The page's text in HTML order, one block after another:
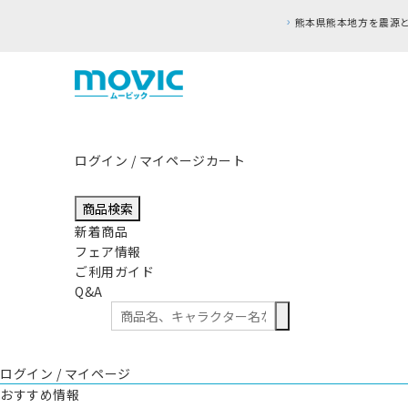
ログイン / マイページカート
商品検索
新着商品
フェア情報
ご利用ガイド
Q&A
ログイン / マイページ
おすすめ情報